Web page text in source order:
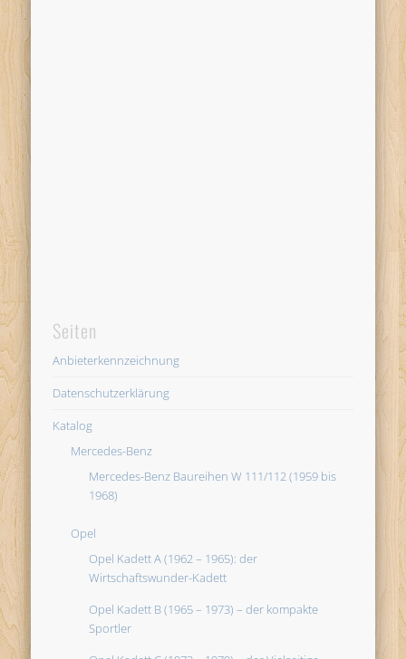
Seiten
Anbieterkennzeichnung
Datenschutzerklärung
Katalog
Mercedes-Benz
Mercedes-Benz Baureihen W 111/112 (1959 bis
1968)
Opel
Opel Kadett A (1962 – 1965): der
Wirtschaftswunder-Kadett
Opel Kadett B (1965 – 1973) – der kompakte
Sportler